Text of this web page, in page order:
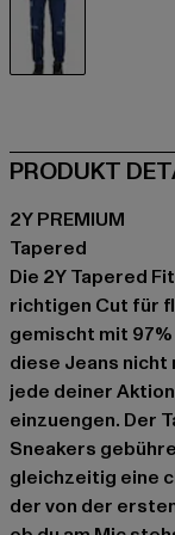
PRODUKT
2Y PREMIUM
Tapered
Die 2Y Tapered
richtigen Cut für
gemischt mit
diese Jeans nicht
jede deiner
einzuengen. Der
Sneakers
gleichzeitig eine
der von der